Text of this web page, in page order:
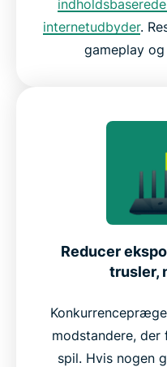
internetudbyder.
gameplay
Reducer
trusler,
modstandere,
spil. Hvis nogen